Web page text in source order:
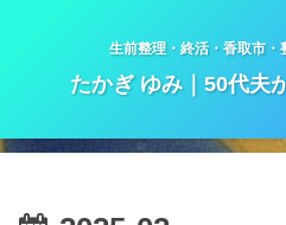
生前整理・終活・香取市・
たかぎ ゆみ｜50代夫